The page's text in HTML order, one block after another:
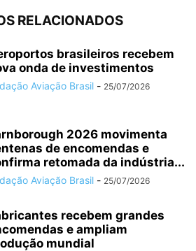
RELACIONADOS
brasileiros recebem
onda de investimentos
Aviação Brasil - 25/07/2026
2026 movimenta
de encomendas e
retomada da indústria...
Aviação Brasil - 25/07/2026
recebem grandes
e ampliam
mundial